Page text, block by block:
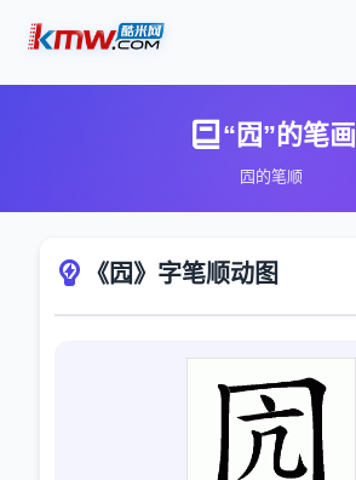
“囥”的笔画
囥的笔顺
《囥》字笔顺动图